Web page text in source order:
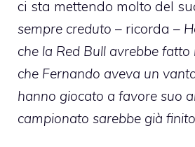
ci sta mettendo molto del
sempre creduto – ricorda –
che la Red Bull avrebbe
che Fernando aveva un
hanno giocato a favore suo
campionato sarebbe già